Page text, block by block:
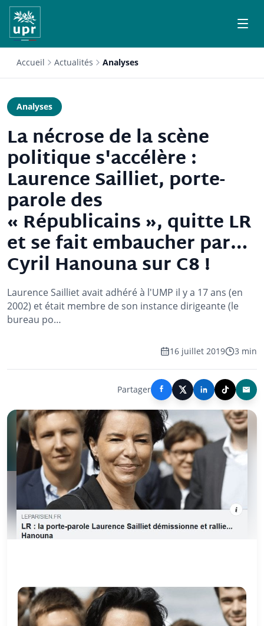
Accueil Actualités Analyses
Analyses
La nécrose de la scène
politique s'accélère :
Laurence Sailliet, porte-
parole des
« Républicains », quitte LR
et se fait embaucher par…
Cyril Hanouna sur C8 !
Laurence Sailliet avait adhéré à l'UMP il y a 17 ans (en
2002) et était membre de son instance dirigeante (le
bureau po…
16 juillet 2019 3 min
Partager